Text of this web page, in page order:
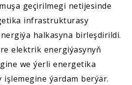
geçirilmegi netijesinde
infrastrukturasy
halkasyna birleşdirildi.
elektrik energiýasynyň
we ýerli energetika
ýardam berýär.